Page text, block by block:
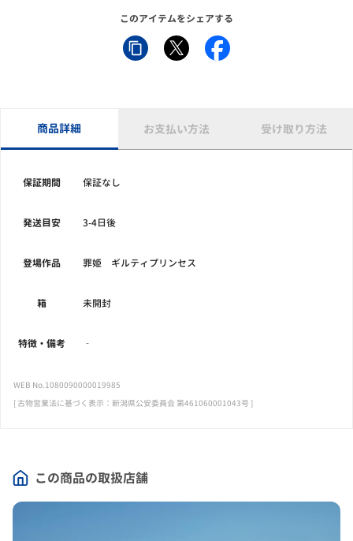
このアイテムをシェアする
この商品の取扱店舗
商品詳細 お支払い方法 受け取り方法
保証期間 保証なし
発送目安 3-4日後
登場作品 罪姫 ギルティプリンセス
箱 未開封
特徴・備考 ‐
WEB No.1080090000019985
[ 古物営業法に基づく表示：新潟県公安委員会 第461060001043号 ]